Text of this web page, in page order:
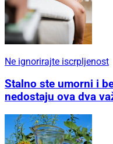
Ne ignorirajte iscrpljenost
Stalno ste umorni i
nedostaju ova dva